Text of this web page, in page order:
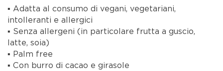
▪ Adatta al consumo di vegani, vegetariani,
intolleranti e allergici
▪ Senza allergeni (in particolare frutta a guscio,
latte, soia)
▪ Palm free
▪ Con burro di cacao e girasole